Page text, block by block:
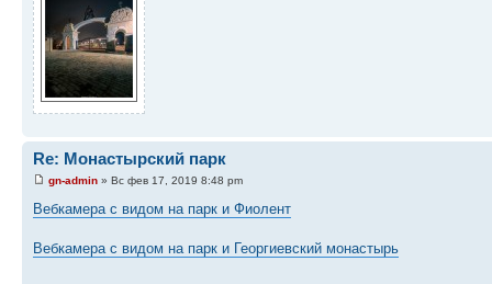
Re: Монастырский парк
gn-admin » Вс фев 17, 2019 8:48 pm
Вебкамера с видом на парк и Фиолент
Вебкамера с видом на парк и Георгиевский монастырь